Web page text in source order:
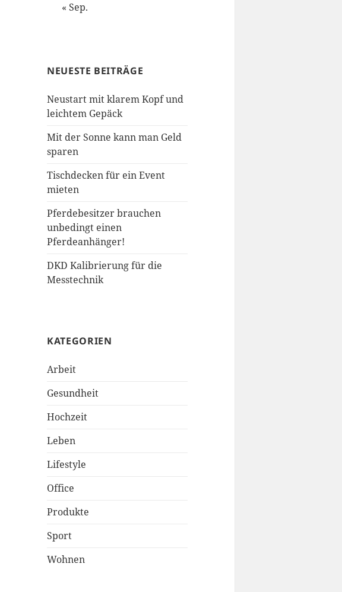
« Sep.
NEUESTE BEITRÄGE
Neustart mit klarem Kopf und
leichtem Gepäck
Mit der Sonne kann man Geld
sparen
Tischdecken für ein Event
mieten
Pferdebesitzer brauchen
unbedingt einen
Pferdeanhänger!
DKD Kalibrierung für die
Messtechnik
KATEGORIEN
Arbeit
Gesundheit
Hochzeit
Leben
Lifestyle
Office
Produkte
Sport
Wohnen